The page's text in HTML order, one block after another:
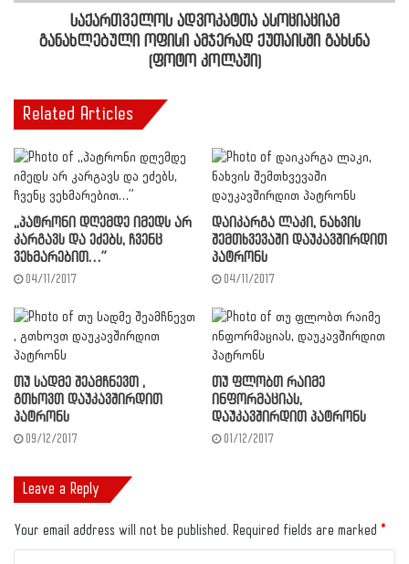
საქართველოს ადვოკატთა ასოციაციამ
განახლებული ოფისი ამჯერად ქუთაისში გახსნა
(ფოტო კოლაჟი)
Related Articles
,,პატრონი დღემდე იმედს არ
კარგავს და ეძებს, ჩვენც
ვეხმარებით…”
04/11/2017
დაიკარგა ლაკი, ნახვის
შემთხვევაში დაუკავშირდით
პატრონს
04/11/2017
თუ სადმე შეამჩნევთ ,
გთხოვთ დაუკავშირდით
პატრონს
09/12/2017
თუ ფლობთ რაიმე
ინფორმაციას,
დაუკავშირდით პატრონს
01/12/2017
Leave a Reply
Your email address will not be published. Required fields are marked *